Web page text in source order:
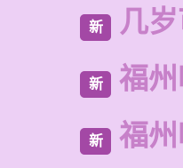
新 几
新 福
新 福